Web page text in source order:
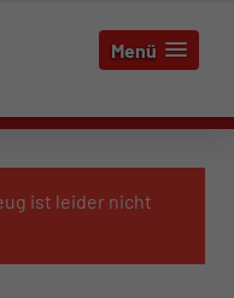
Menü
ist leider nicht